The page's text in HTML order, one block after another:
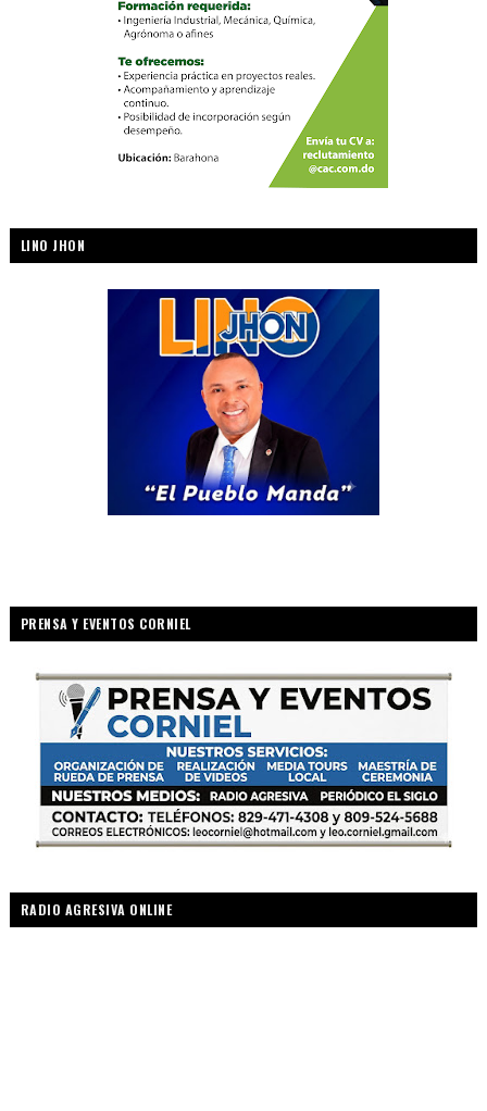
LINO JHON
PRENSA Y EVENTOS CORNIEL
RADIO AGRESIVA ONLINE